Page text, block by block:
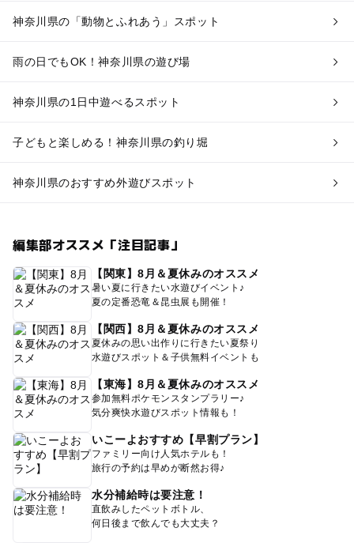
神奈川県の「動物とふれあう」スポット
雨の日でもOK！神奈川県の遊び場
神奈川県の1日中遊べるスポット
子どもと楽しめる！神奈川県の釣り堀
神奈川県のおすすめ外遊びスポット
編集部オススメ「注目記事」
【関東】8月＆夏休みのオススメ
暑い夏に行きたい水遊びイベント♪
夏の定番恐竜＆昆虫展も開催！
【関西】8月＆夏休みのオススメ
夏休みの思い出作りに行きたい夏祭り
水遊びスポット＆子供無料イベントも
【東海】8月＆夏休みのオススメ
参加無料ポケモンスタンプラリー♪
気分爽快水遊びスポット情報も！
いこーよおすすめ【早割プラン】
ファミリー向け人気ホテルも！
旅行の予約は早めが断然お得♪
水分補給時は要注意！
直飲みしたペットボトル、
何日後まで飲んでも大丈夫？